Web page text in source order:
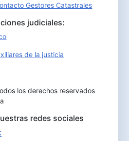
Gestores Catastrales
judiciales:
de la justicia
los derechos reservados
redes sociales